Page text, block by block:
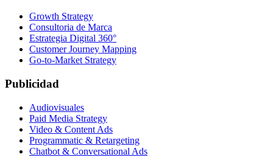
Growth Strategy
Consultoria de Marca
Estrategia Digital 360°
Customer Journey Mapping
Go-to-Market Strategy
Publicidad
Audiovisuales
Paid Media Strategy
Video & Content Ads
Programmatic & Retargeting
Chatbot & Conversational Ads